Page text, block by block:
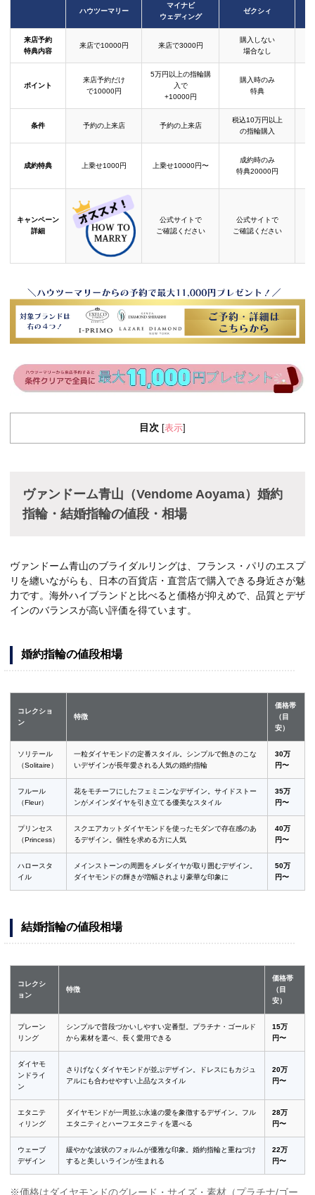
ハウツーマリー
マイナビ
ウェディング
ゼクシィ
来店予約
特典内容
来店で10000円 来店で3000円
購入しない
場合なし
ポイント
来店予約だけ
で10000円
5万円以上の指輪購
入で
+10000円
購入時のみ
特典
条件 予約の上来店 予約の上来店
税込10万円以上
の指輪購入
成約特典 上乗せ1000円 上乗せ10000円〜
成約時のみ
特典20000円
キャンペーン
詳細
公式サイトで
ご確認ください
公式サイトで
ご確認ください
目次 表示
ヴァンドーム青山（Vendome Aoyama）婚約
指輪・結婚指輪の値段・相場
ヴァンドーム青山のブライダルリングは、フランス・パリのエスプ
リを纏いながらも、日本の百貨店・直営店で購入できる身近さが魅
力です。海外ハイブランドと比べると価格が抑えめで、品質とデザ
インのバランスが高い評価を得ています。
婚約指輪の値段相場
コレクショ
ン
特徴
価格帯
（目
安）
ソリテール
（Solitaire）
一粒ダイヤモンドの定番スタイル。シンプルで飽きのこな
いデザインが長年愛される人気の婚約指輪
30万
円〜
フルール
（Fleur）
花をモチーフにしたフェミニンなデザイン。サイドストー
ンがメインダイヤを引き立てる優美なスタイル
35万
円〜
プリンセス
（Princess）
スクエアカットダイヤモンドを使ったモダンで存在感のあ
るデザイン。個性を求める方に人気
40万
円〜
ハロースタ
イル
メインストーンの周囲をメレダイヤが取り囲むデザイン。
ダイヤモンドの輝きが増幅されより豪華な印象に
50万
円〜
結婚指輪の値段相場
コレクシ
ョン
特徴
価格帯
（目
安）
プレーン
リング
シンプルで普段づかいしやすい定番型。プラチナ・ゴールド
から素材を選べ、長く愛用できる
15万
円〜
ダイヤモ
ンドライ
ン
さりげなくダイヤモンドが並ぶデザイン。ドレスにもカジュ
アルにも合わせやすい上品なスタイル
20万
円〜
エタニテ
ィリング
ダイヤモンドが一周並ぶ永遠の愛を象徴するデザイン。フル
エタニティとハーフエタニティを選べる
28万
円〜
ウェーブ
デザイン
緩やかな波状のフォルムが優雅な印象。婚約指輪と重ねづけ
すると美しいラインが生まれる
22万
円〜
※価格はダイヤモンドのグレード・サイズ・素材（プラチナ/ゴー